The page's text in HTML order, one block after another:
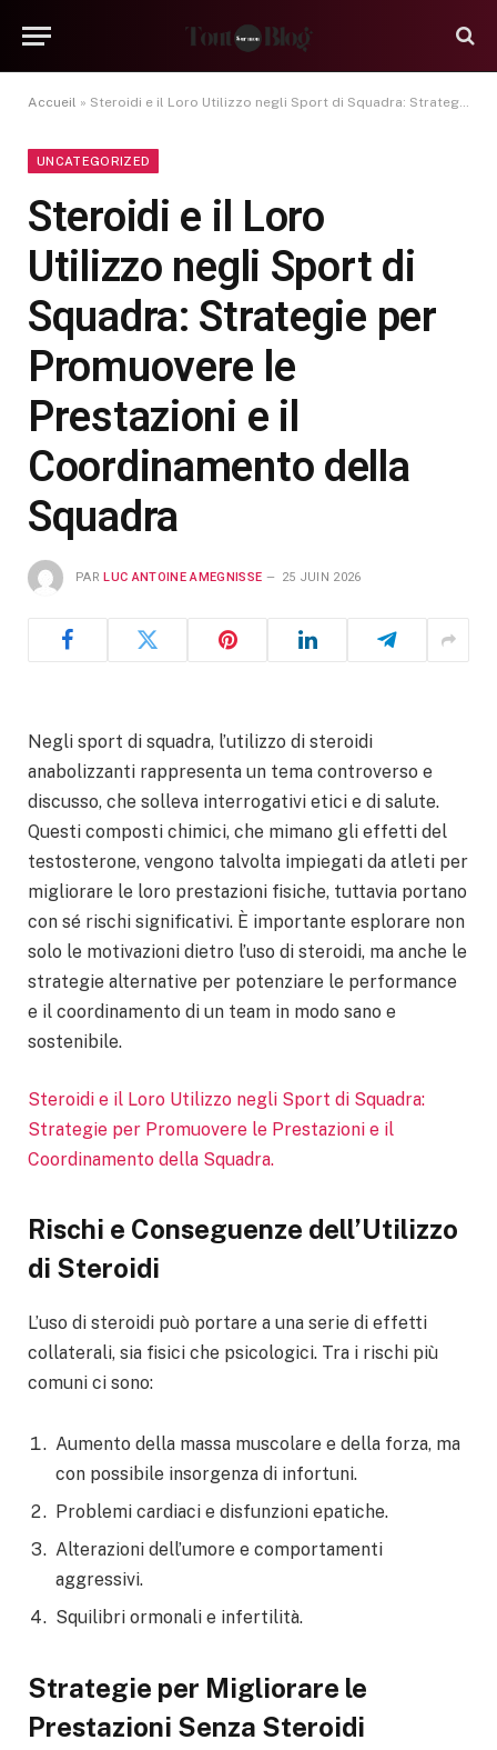
Accueil » Steroidi e il Loro Utilizzo negli Sport di Squadra: Strategie per Promuovere le Prestazioni e il Coordinamento della Squadra
UNCATEGORIZED
Steroidi e il Loro
Utilizzo negli Sport di
Squadra: Strategie per
Promuovere le
Prestazioni e il
Coordinamento della
Squadra
PAR LUC ANTOINE AMEGNISSE 25 JUIN 2026
Negli sport di squadra, l’utilizzo di steroidi
anabolizzanti rappresenta un tema controverso e
discusso, che solleva interrogativi etici e di salute.
Questi composti chimici, che mimano gli effetti del
testosterone, vengono talvolta impiegati da atleti per
migliorare le loro prestazioni fisiche, tuttavia portano
con sé rischi significativi. È importante esplorare non
solo le motivazioni dietro l’uso di steroidi, ma anche le
strategie alternative per potenziare le performance
e il coordinamento di un team in modo sano e
sostenibile.
Steroidi e il Loro Utilizzo negli Sport di Squadra:
Strategie per Promuovere le Prestazioni e il
Coordinamento della Squadra.
Rischi e Conseguenze dell’Utilizzo
di Steroidi
L’uso di steroidi può portare a una serie di effetti
collaterali, sia fisici che psicologici. Tra i rischi più
comuni ci sono:
Aumento della massa muscolare e della forza, ma
con possibile insorgenza di infortuni.
Problemi cardiaci e disfunzioni epatiche.
Alterazioni dell’umore e comportamenti
aggressivi.
Squilibri ormonali e infertilità.
Strategie per Migliorare le
Prestazioni Senza Steroidi